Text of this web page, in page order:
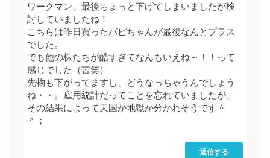
ワークマン、最後ちょっと下げてしまいましたが検
討していましたね！
こちらは昨日買ったパピちゃんが最後なんとプラス
でした。
でも他の株たちが酷すぎてなんもいえね～！！って
感じでした（苦笑）
先物も下がってますし、どうなっちゃうんでしょう
ね・・。雇用統計だってことを忘れていましたが、
その結果によって天国か地獄か分かれそうです＾
＾；
返信する